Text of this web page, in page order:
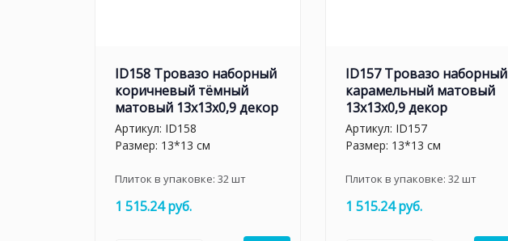
ID158 Тровазо наборный
коричневый тёмный
матовый 13x13x0,9 декор
Артикул: ID158
Размер: 13*13 см
Плиток в упаковке: 32 шт
1 515.24 руб.
ID157 Тровазо наборный
карамельный матовый
13x13x0,9 декор
Артикул: ID157
Размер: 13*13 см
Плиток в упаковке: 32 шт
1 515.24 руб.